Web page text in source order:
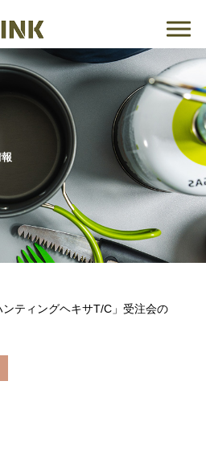
ティングヘキサT/C」受注会の